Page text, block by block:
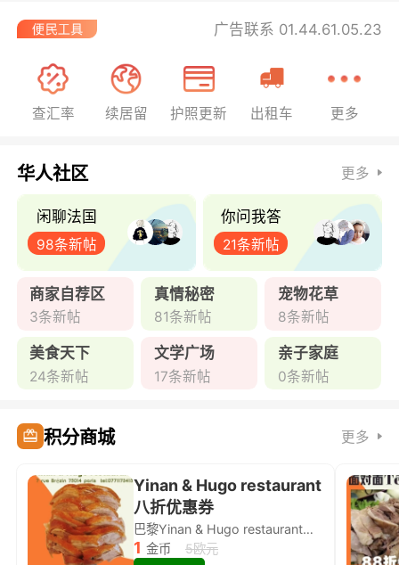
广告联系 01.44.61.05.23
查汇率 续居留 护照更新 出租车 更多
华人社区 更多
闲聊法国
98条新帖
你问我答
21条新帖
商家自荐区
3条新帖
真情秘密
81条新帖
宠物花草
8条新帖
美食天下
24条新帖
文学广场
17条新帖
亲子家庭
0条新帖
积分商城 更多
Yinan & Hugo restaurant
八折优惠券
巴黎Yinan & Hugo restaurant除简餐类全场8折
1 金币
5欧元